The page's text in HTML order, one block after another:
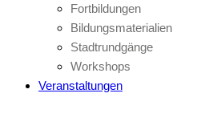
Fortbildungen
Bildungsmaterialien
Stadtrundgänge
Workshops
Veranstaltungen